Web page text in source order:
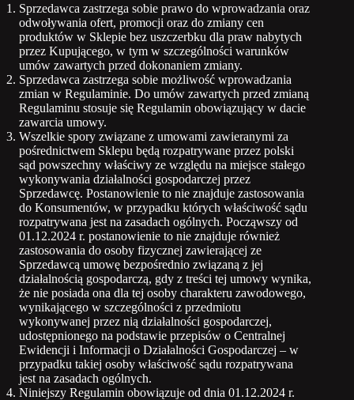
Sprzedawca zastrzega sobie prawo do wprowadzania oraz
odwoływania ofert, promocji oraz do zmiany cen
produktów w Sklepie bez uszczerbku dla praw nabytych
przez Kupującego, w tym w szczególności warunków
umów zawartych przed dokonaniem zmiany.
Sprzedawca zastrzega sobie możliwość wprowadzania
zmian w Regulaminie. Do umów zawartych przed zmianą
Regulaminu stosuje się Regulamin obowiązujący w dacie
zawarcia umowy.
Wszelkie spory związane z umowami zawieranymi za
pośrednictwem Sklepu będą rozpatrywane przez polski
sąd powszechny właściwy ze względu na miejsce stałego
wykonywania działalności gospodarczej przez
Sprzedawcę. Postanowienie to nie znajduje zastosowania
do Konsumentów, w przypadku których właściwość sądu
rozpatrywana jest na zasadach ogólnych. Począwszy od
01.12.2024 r. postanowienie to nie znajduje również
zastosowania do osoby fizycznej zawierającej ze
Sprzedawcą umowę bezpośrednio związaną z jej
działalnością gospodarczą, gdy z treści tej umowy wynika,
że nie posiada ona dla tej osoby charakteru zawodowego,
wynikającego w szczególności z przedmiotu
wykonywanej przez nią działalności gospodarczej,
udostępnionego na podstawie przepisów o Centralnej
Ewidencji i Informacji o Działalności Gospodarczej – w
przypadku takiej osoby właściwość sądu rozpatrywana
jest na zasadach ogólnych.
Niniejszy Regulamin obowiązuje od dnia 01.12.2024 r.